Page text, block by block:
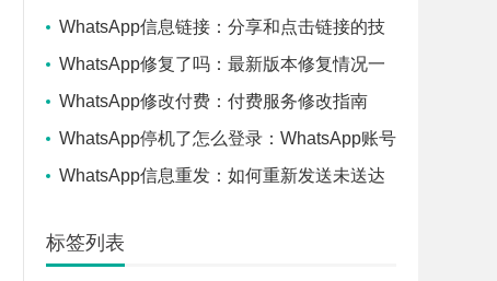
止了所有广告服务？
WhatsApp信息链接：分享和点击链接的技
巧WhatsApp修复了吗：最新版本修复情况一
览WhatsApp修改付费：付费服务修改指南
WhatsApp停机了怎么登录：WhatsApp账号
在停机后如何重新登录？
WhatsApp信息重发：如何重新发送未送达
标签列表